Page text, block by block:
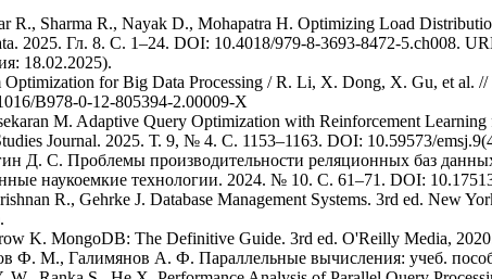
R., Sharma R., Nayak D., Mohapatra H. Optimizing Load
2025. Гл. 8. С. 1–24. DOI: 10.4018/979-8-3693-8472-5.ch008.
18.02.2025).
Optimization for Big Data Processing / R. Li, X. Dong, X. Gu, et al.
B978-0-12-805394-2.00009-X
M. Adaptive Query Optimization with Reinforcement
Journal. 2025. Т. 9, № 4. С. 1153–1163. DOI: 10.59573/
Д. С. Проблемы производительности реляционных баз
наукоемкие технологии. 2024. № 10. С. 61–71. DOI:
R., Gehrke J. Database Management Systems. 3rd ed. New
K. MongoDB: The Definitive Guide. 3rd ed. O'Reilly Media,
Ф. М., Галимянов А. Ф. Параллельные вычисления: учеб.